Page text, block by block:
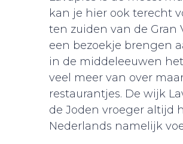
kan je hier ook terecht
ten zuiden van de Gran
een bezoekje brengen
in de middeleeuwen
veel meer van over
restaurantjes. De wijk
de Joden vroeger altijd
Nederlands namelijk